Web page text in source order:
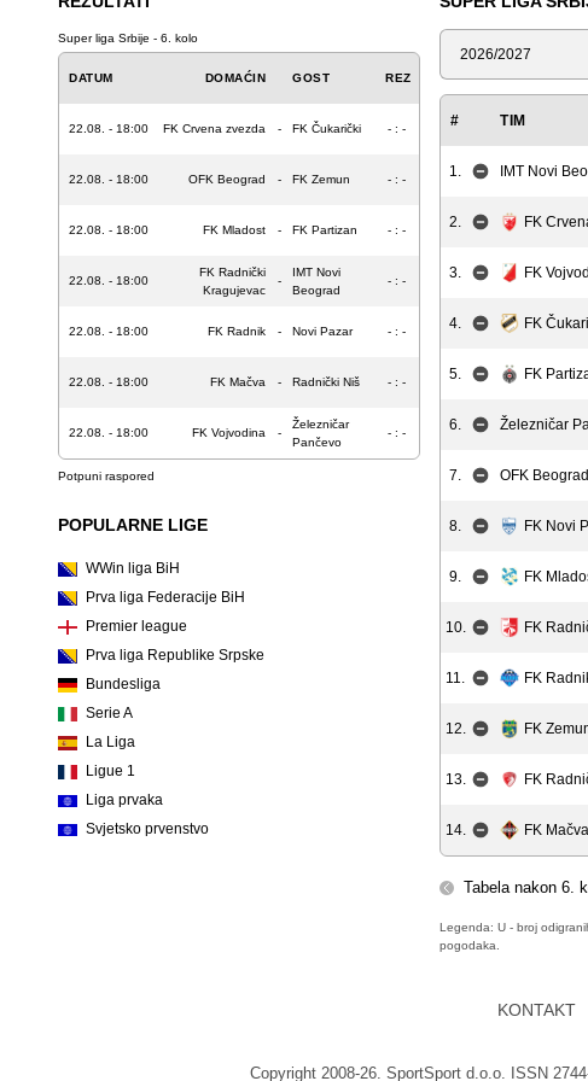
Super liga Srbije - 6. kolo
DATUM DOMAĆIN GOST REZ
22.08. - 18:00 FK Crvena zvezda - FK Čukarički - : -
22.08. - 18:00 OFK Beograd - FK Zemun - : -
22.08. - 18:00 FK Mladost - FK Partizan - : -
22.08. - 18:00
FK Radnički
Kragujevac
-
IMT Novi
Beograd
- : -
22.08. - 18:00 FK Radnik - Novi Pazar - : -
22.08. - 18:00 FK Mačva - Radnički Niš - : -
22.08. - 18:00 FK Vojvodina -
Železničar
Pančevo
- : -
Potpuni raspored
POPULARNE LIGE
WWin liga BiH
Prva liga Federacije BiH
Premier league
Prva liga Republike Srpske
Bundesliga
Serie A
La Liga
Ligue 1
Liga prvaka
Svjetsko prvenstvo
Sezona
# TIM
1. IMT Novi
2. FK
3. FK
4. FK
5. FK
6. Železničar
7. OFK Beograd
8. FK Novi
9. FK
10. FK
11. FK
12. FK
13. FK
14. FK Mačva
Tabela nakon 6.
Legenda: U - broj
pogodaka.
KONTAKT
Copyright 2008-26. SportSport d.o.o. ISSN